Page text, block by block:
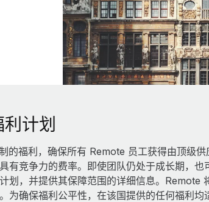
计划
的福利，确保所有 Remote 员工获得由顶级
有竞争力的费率。即使团队仍处于成长期，
划，并提供其保障范围的详细信息。Remote
为确保福利公平性，在该国提供的任何福利